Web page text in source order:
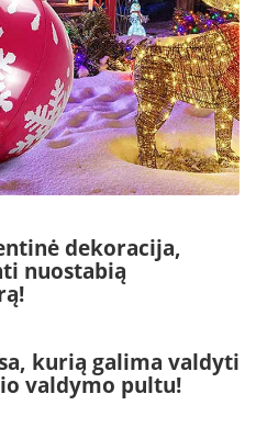
dekoracija,
nuostabią
kurią galima valdyti
valdymo pultu!